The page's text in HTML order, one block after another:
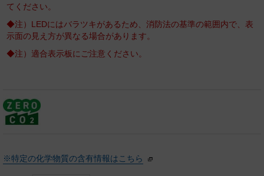
てください。
◆注）LEDにはバラツキがあるため、消防法の基準の範囲内で、表
示面の見え方が異なる場合があります。
◆注）適合表示板にご注意ください。
※特定の化学物質の含有情報はこちら